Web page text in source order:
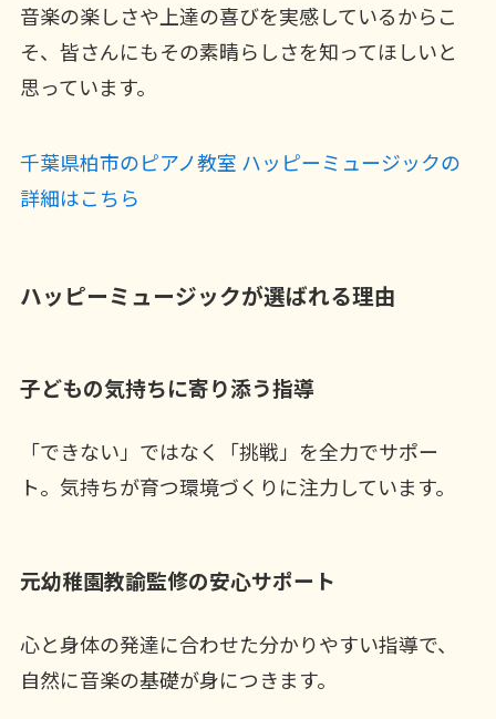
音楽の楽しさや上達の喜びを実感しているからこ
そ、皆さんにもその素晴らしさを知ってほしいと
思っています。
千葉県柏市のピアノ教室 ハッピーミュージックの
詳細はこちら
ハッピーミュージックが選ばれる理由
子どもの気持ちに寄り添う指導
「できない」ではなく「挑戦」を全力でサポー
ト。気持ちが育つ環境づくりに注力しています。
元幼稚園教諭監修の安心サポート
心と身体の発達に合わせた分かりやすい指導で、
自然に音楽の基礎が身につきます。